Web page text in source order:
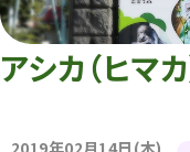
アシカ（ヒマ
2019年02月14日(木)